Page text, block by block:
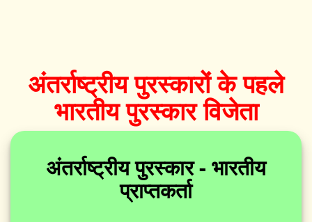
अंतर्राष्ट्रीय पुरस्कारों के पहले
भारतीय पुरस्कार विजेता
अंतर्राष्ट्रीय पुरस्कार - भारतीय
प्राप्तकर्ता